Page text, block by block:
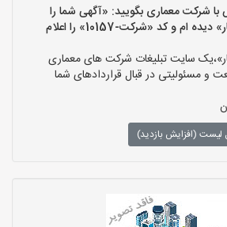
شرکت معماری بگویید: «آگهی شما را
در سایت «هزار معمار» دیده ام و کد «شرکت-10157» را اعلام
سایت تبلیغات شرکت های معماری
و مسئولیتی در قبال قراردادهای شما
لیست (افزایش بازدید)